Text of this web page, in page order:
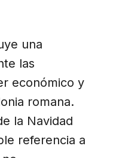
una
las
económico y
romana.
la Navidad
referencia a